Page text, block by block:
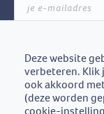
mailadres
Deze website
verbeteren. Klik
ook akkoord
(deze worden
cookie-